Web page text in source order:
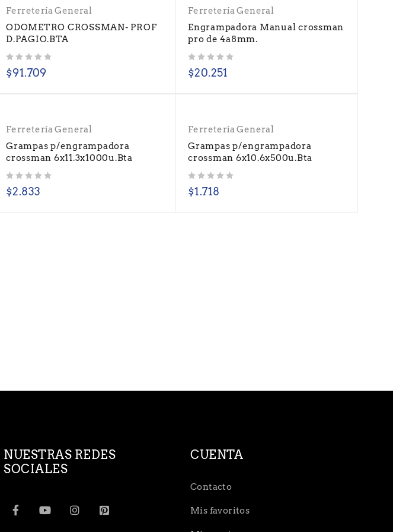
Ferretería General
ODOMETRO CROSSMAN- PROF
D.PAGIO.BTA
$91.709
Ferretería General
Engrampadora Manual crossman
pro de 4a8mm.
$20.251
Ferretería General
Grampas p/engrampadora
crossman 6x11.3x1000u.Bta
$2.833
Ferretería General
Grampas p/engrampadora
crossman 6x10.6x500u.Bta
$1.718
NUESTRAS REDES
SOCIALES
CUENTA
Contacto
Mis favoritos